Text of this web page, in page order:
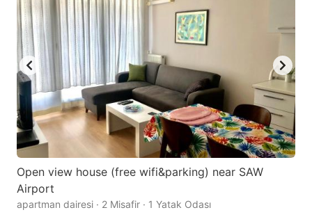
Open view house (free wifi&parking) near SAW
Airport
apartman dairesi · 2 Misafir · 1 Yatak Odası